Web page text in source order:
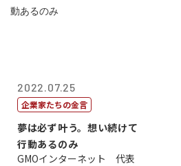
2022.07.25
企業家たちの金言
夢は必ず叶う。想い続けて
行動あるのみ
GMOインターネット 代表